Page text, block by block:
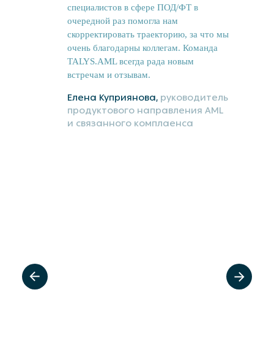
специалистов в сфере ПОД/ФТ в
очередной раз помогла нам
скорректировать траекторию, за что мы
очень благодарны коллегам. Команда
TALYS.AML всегда рада новым
встречам и отзывам.
Елена Куприянова, руководитель
продуктового направления AML
и связанного комплаенса